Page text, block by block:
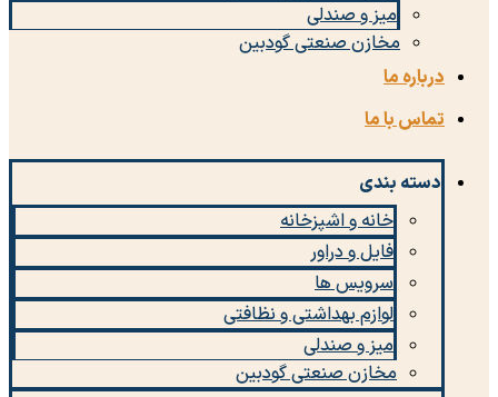
میز و صندلی
مخازن صنعتی گودبین
درباره ما
تماس با ما
دسته بندی
خانه و اشپزخانه
فایل و دراور
سرویس ها
لوازم بهداشتی و نظافتی
میز و صندلی
مخازن صنعتی گودبین